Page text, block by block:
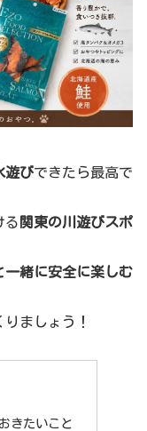
遊びできたら最高で
る 関東の川遊びスポ
一緒に安全に楽しむ
りましょう！
きたいこと